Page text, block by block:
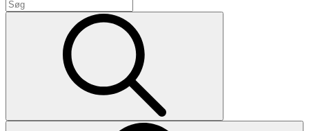
Search
for: